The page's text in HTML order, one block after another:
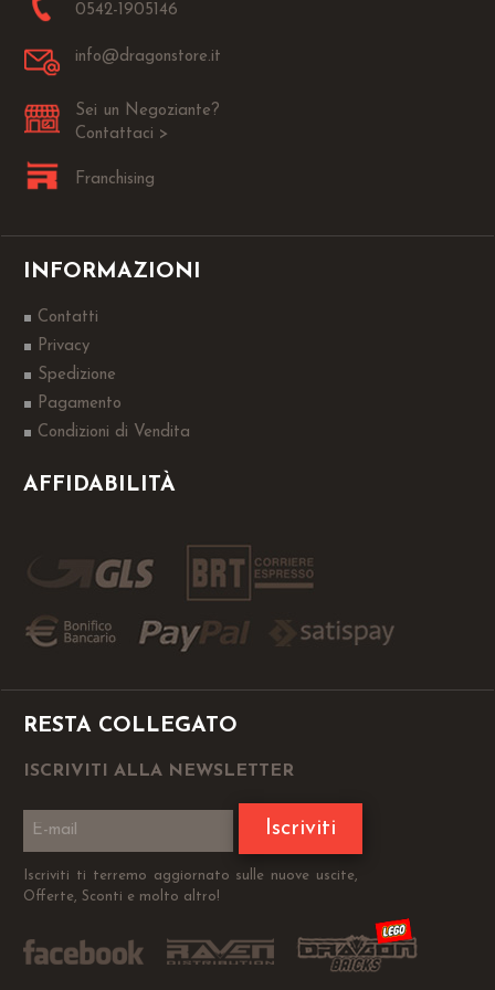
0542-1905146
info@dragonstore.it
Sei un Negoziante?
Contattaci >
Franchising
INFORMAZIONI
Contatti
Privacy
Spedizione
Pagamento
Condizioni di Vendita
AFFIDABILITÀ
RESTA COLLEGATO
ISCRIVITI ALLA NEWSLETTER
Iscriviti
Iscriviti ti terremo aggiornato sulle nuove uscite,
Offerte, Sconti e molto altro!